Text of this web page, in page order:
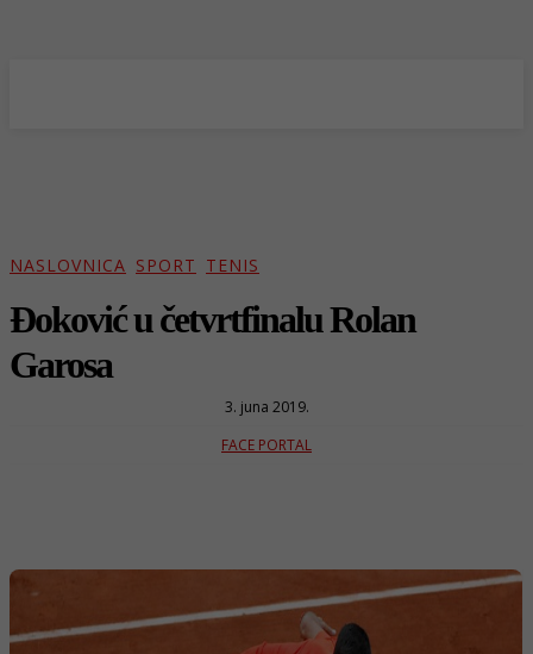
NASLOVNICA SPORT TENIS
Đoković u četvrtfinalu Rolan
Garosa
3. juna 2019.
FACE PORTAL